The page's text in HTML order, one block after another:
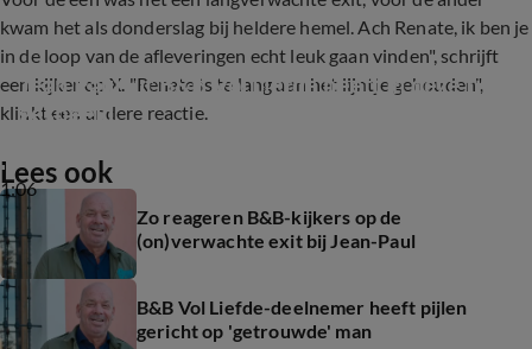
kwam het als donderslag bij heldere hemel. Ach Renate, ik ben je
in de loop van de afleveringen echt leuk gaan vinden", schrijft
een kijker op X. "Renate is te lang aan het lijntje gehouden",
klinkt een andere reactie.
1:06
Jean Paul uit B&B Vol Liefde heeft in deze film
gespeeld
Lees ook
Zo reageren B&B-kijkers op de
(on)verwachte exit bij Jean-Paul
B&B Vol Liefde-deelnemer heeft pijlen
gericht op 'getrouwde' man